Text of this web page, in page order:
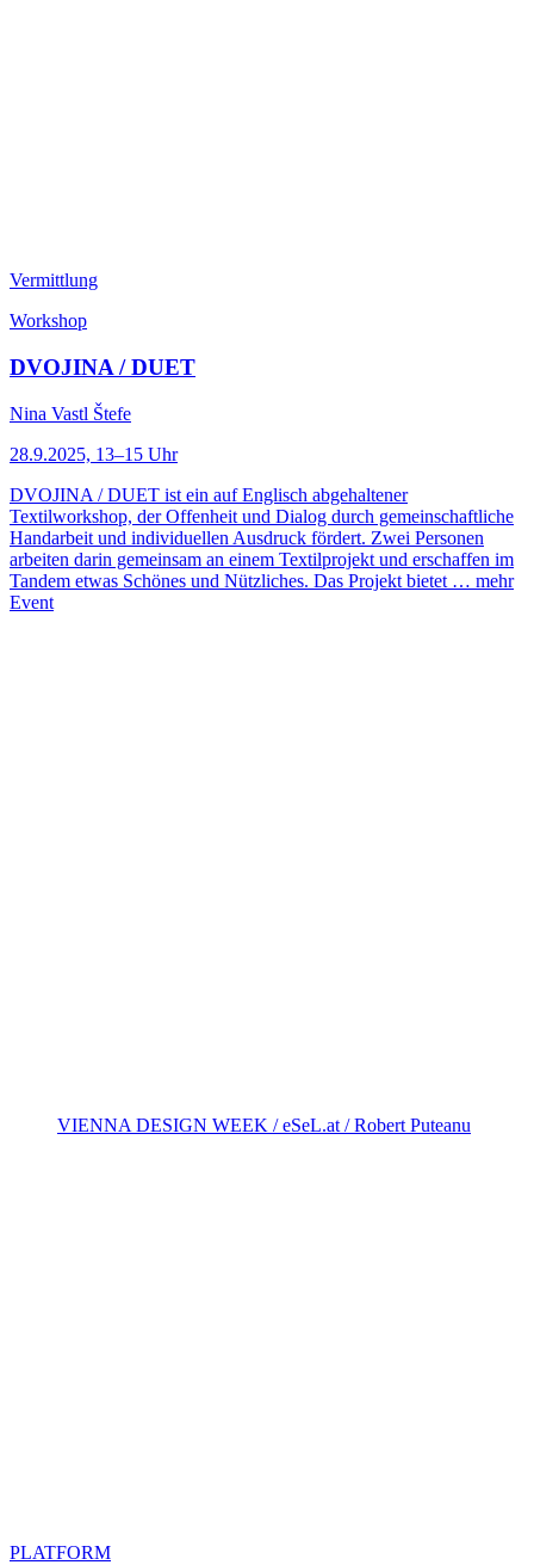
Vermittlung
Workshop
DVOJINA / DUET
Nina Vastl Štefe
28.9.2025, 13–15 Uhr
DVOJINA / DUET ist ein auf Englisch abgehaltener
Textilworkshop, der Offenheit und Dialog durch gemeinschaftliche
Handarbeit und individuellen Ausdruck fördert. Zwei Personen
arbeiten darin gemeinsam an einem Textilprojekt und erschaffen im
Tandem etwas Schönes und Nützliches. Das Projekt bietet … mehr
Event
VIENNA DESIGN WEEK / eSeL.at / Robert Puteanu
PLATFORM